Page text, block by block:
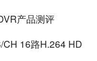
产品测评
16路H.264 HD